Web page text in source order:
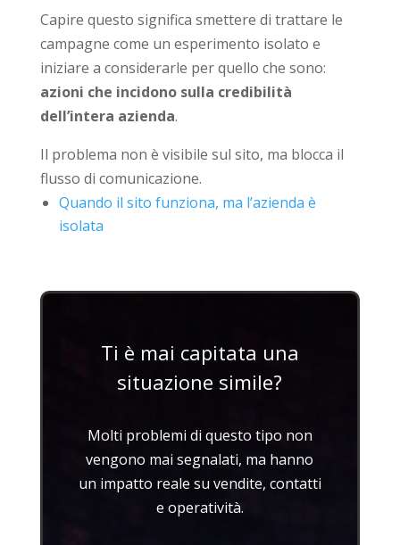
Capire questo significa smettere di trattare le
campagne come un esperimento isolato e
iniziare a considerarle per quello che sono:
azioni che incidono sulla credibilità
dell’intera azienda.
Il problema non è visibile sul sito, ma blocca il
flusso di comunicazione.
Quando il sito funziona, ma l’azienda è
isolata
Ti è mai capitata una
situazione simile?
Molti problemi di questo tipo non
vengono mai segnalati, ma hanno
un impatto reale su vendite, contatti
e operatività.